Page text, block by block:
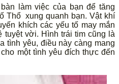
làm việc của bạn để tăng
Thổ xung quanh bạn. Vật khí
khích các yếu tố may mắn
vời. Hình trái tim cũng là
tình yêu, điều này càng mang
một tình yêu đích thực đến